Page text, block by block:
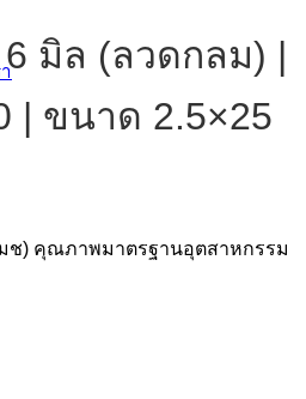
6 มิล (ลวดกลม) |
| ขนาด 2.5×25
มช) คุณภาพมาตรฐานอุตสาหกรรม